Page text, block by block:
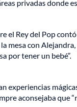
privadas donde
el Rey del Pop
mesa con Alejandra,
por tener un bebé”.
experiencias
aconsejaba que